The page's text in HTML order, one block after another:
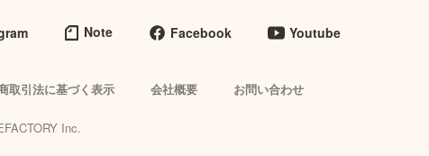
Note Facebook Youtube
取引法に基づく表示 会社概要 お問い合わせ
Inc.